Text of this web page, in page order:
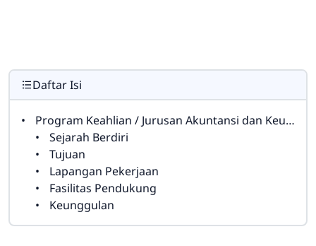
Daftar Isi
Program Keahlian / Jurusan Akuntansi dan Keuangan Lembaga SMKN 3 Surakarta
Sejarah Berdiri
Tujuan
Lapangan Pekerjaan
Fasilitas Pendukung
Keunggulan